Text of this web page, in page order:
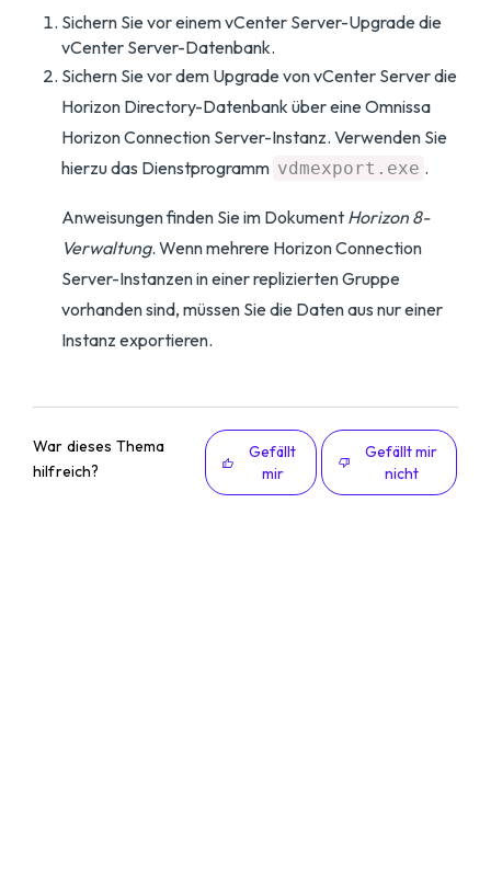
Sichern Sie vor einem vCenter Server-Upgrade die
vCenter Server-Datenbank.
Sichern Sie vor dem Upgrade von vCenter Server die
Horizon Directory-Datenbank über eine Omnissa
Horizon Connection Server-Instanz. Verwenden Sie
hierzu das Dienstprogramm vdmexport.exe .
Anweisungen finden Sie im Dokument Horizon 8-
Verwaltung. Wenn mehrere Horizon Connection
Server-Instanzen in einer replizierten Gruppe
vorhanden sind, müssen Sie die Daten aus nur einer
Instanz exportieren.
War dieses Thema
hilfreich?
Gefällt
mir
Gefällt mir
nicht